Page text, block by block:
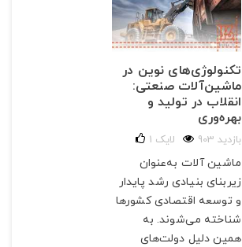
تکنولوژی‌های نوین در
ماشین‌آلات صنعتی:
انقلاب در تولید و
بهره‌وری
903 بازدید 1 لایک
ماشین آلات به‌عنوان
زیربنای بنیادی رشد پایدار
و توسعه اقتصادی کشورها
شناخته می‌شوند. به
همین دلیل دولت‌های